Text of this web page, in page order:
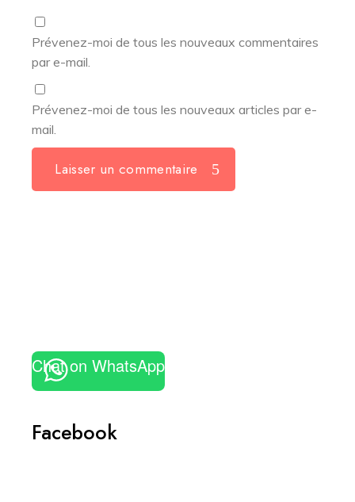
Prévenez-moi de tous les nouveaux commentaires
par e-mail.
Prévenez-moi de tous les nouveaux articles par e-
mail.
Laisser un commentaire
Chat on WhatsApp
Facebook